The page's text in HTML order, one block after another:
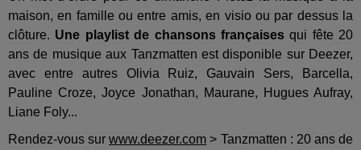
maison, en famille ou entre amis, en visio ou par dessus la
clôture. Une playlist de chansons françaisesqui fête 20
ans de musique aux Tanzmatten est disponible sur Deezer,
avec entre autres Olivia Ruiz, Gauvain Sers, Barcella,
Pauline Croze, Joyce Jonathan, Maurane, Hugues Aufray,
Liane Foly...
Rendez-vous surwww.deezer.com > Tanzmatten : 20 ans de